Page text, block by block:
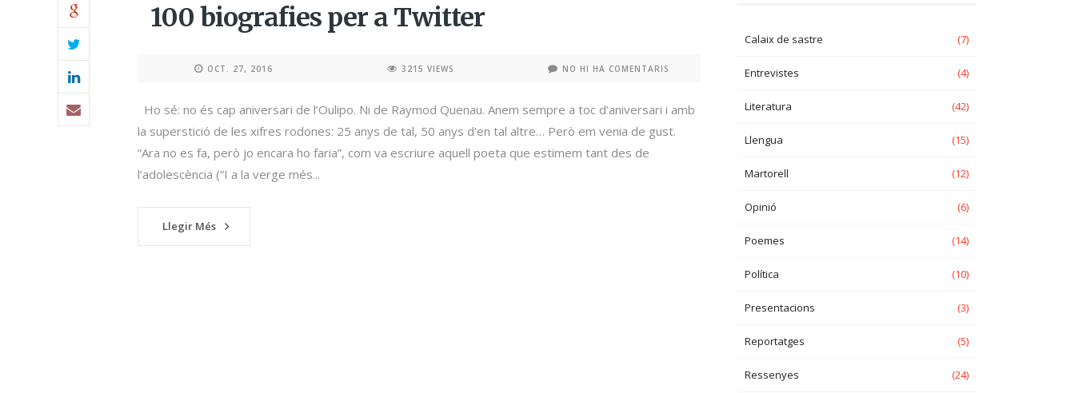
100 biografies per a Twitter
OCT. 27, 2016 3215 VIEWS NO HI HA COMENTARIS
Ho sé: no és cap aniversari de l’Oulipo. Ni de Raymod Quenau. Anem sempre a toc d’aniversari i amb
la superstició de les xifres rodones: 25 anys de tal, 50 anys d’en tal altre… Però em venia de gust.
“Ara no es fa, però jo encara ho faria”, com va escriure aquell poeta que estimem tant des de
l’adolescència (“I a la verge més...
Llegir Més
Calaix de sastre (7)
Entrevistes (4)
Literatura (42)
Llengua (15)
Martorell (12)
Opinió (6)
Poemes (14)
Política (10)
Presentacions (3)
Reportatges (5)
Ressenyes (24)